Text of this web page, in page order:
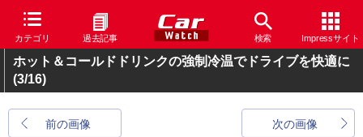
カテゴリ 過去記事 検索 Impressサイト
ホット＆コールドドリンクの強制冷温でドライブを快適に
(3/16)
前の画像 次の画像